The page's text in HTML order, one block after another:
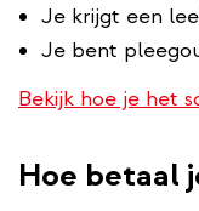
Je krijgt een
Je bent
Bekijk hoe je het
Hoe betaal